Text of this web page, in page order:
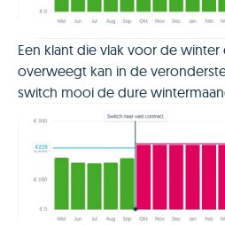
Een klant die vlak voor de
overweegt kan in de
switch mooi de dure